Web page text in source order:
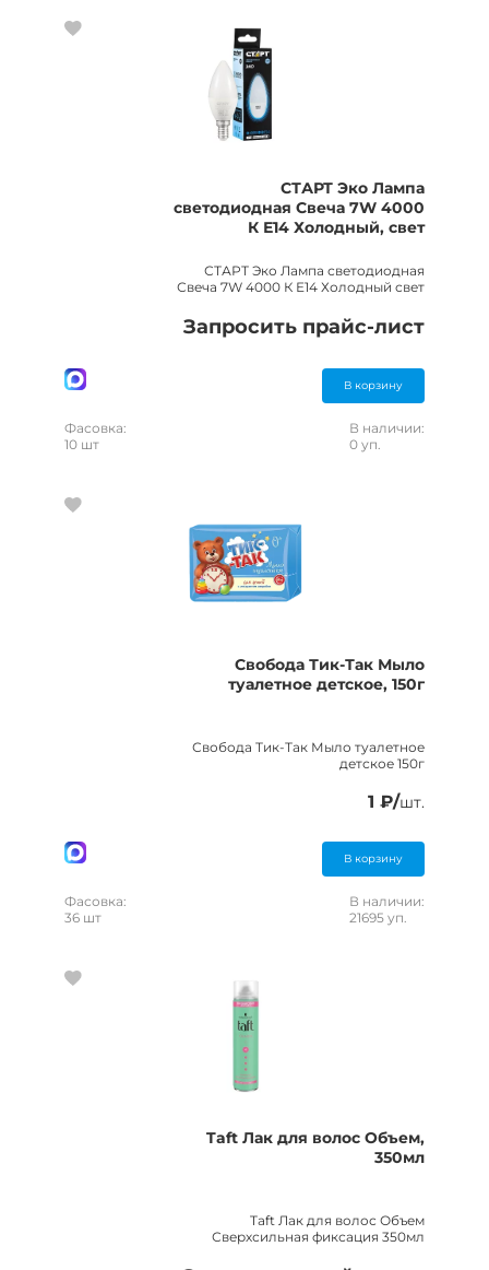
СТАРТ Эко Лампа
светодиодная Свеча 7W 4000
К Е14 Холодный, свет
СТАРТ Эко Лампа светодиодная
Свеча 7W 4000 К Е14 Холодный свет
Запросить прайс-лист
В корзину
Фасовка:
10 шт
В наличии:
0 уп.
Свобода Тик-Так Мыло
туалетное детское, 150г
Свобода Тик-Так Мыло туалетное
детское 150г
1 ₽/шт.
В корзину
Фасовка:
36 шт
В наличии:
21695 уп.
Taft Лак для волос Объем,
350мл
Taft Лак для волос Объем
Сверхсильная фиксация 350мл